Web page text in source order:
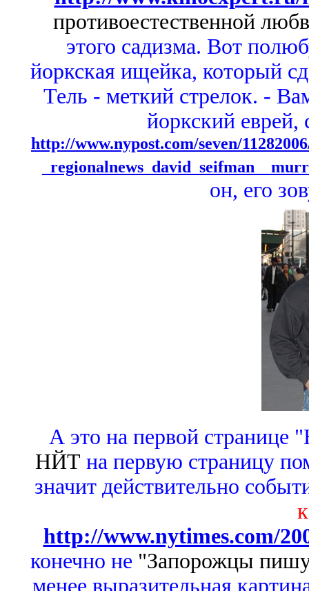
противоестественной
этого садизма. Вот
йоркская ищейка, который
Тель - меткий стрелок. -
йоркский еврей,
http://www.nypost.com/seven/
он, его
А это на первой
НЙТ на первую страницу
значит действительно
http://www.nytimes.com/
конечно не "Запорожцы
менее выразительная